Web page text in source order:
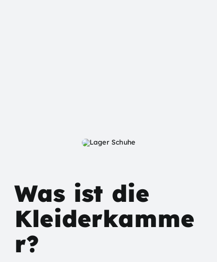
Was ist die
Kleiderkamme
r?